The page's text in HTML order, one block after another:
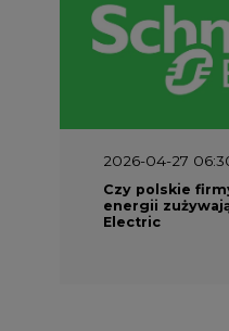
SPONSOR
Puls Energi